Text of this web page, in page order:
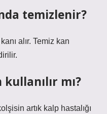
temizlenir?
alır. Temiz kan
mı?
artık kalp hastalığı